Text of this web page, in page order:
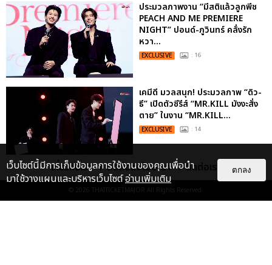
ประมวลภาพงาน “มีสติแล้วลูกพีช
PEACH AND ME PREMIERE
NIGHT” ปอนด์-ภูวินทร์ คลั่งรัก
หวา...
EXCLUSIVE : 16
เคมีดี มวลสนุก! ประมวลภาพ “ดิว-
ธี” เปิดตัวซีรีส์ “MR.KILL มังงะสั่ง
ตาย” ในงาน “MR.KILL...
EXCLUSIVE : 14
“ช่วงเวลาที่ไม่ได้เจอกันพิสูจน์แล้วว่า
รักแท้จะไม่มีวันจางหาย” ประมวล
ภาพ JAEHYUN กับแฟน...
เกี่ยวกับเรา ติดต่อลงโฆษณา ติดต่อเรา
© 2026 THAITICKETMAJOR All Rights Reserved.
เว็บไซต์นี้มีการเก็บข้อมูลการใช้งานของคุณเพื่อนำ
มาใช้วางแผนและบริหารเว็บไซต์อ่านเพิ่มเติม
ตกลง